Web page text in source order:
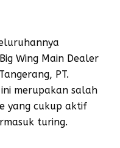
Wing Main Dealer
PT.
merupakan salah
yang cukup aktif
turing.